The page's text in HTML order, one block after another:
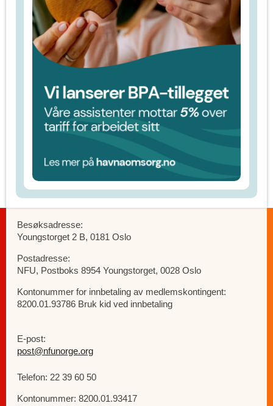
Besøksadresse:
Youngstorget 2 B, 0181 Oslo
Postadresse:
NFU, Postboks 8954 Youngstorget, 0028 Oslo
Kontonummer for innbetaling av medlemskontingent:
8200.01.93786 Bruk kid ved innbetaling
E-post:
post@nfunorge.org
Telefon: 22 39 60 50
Kontonummer: 8200.01.93417